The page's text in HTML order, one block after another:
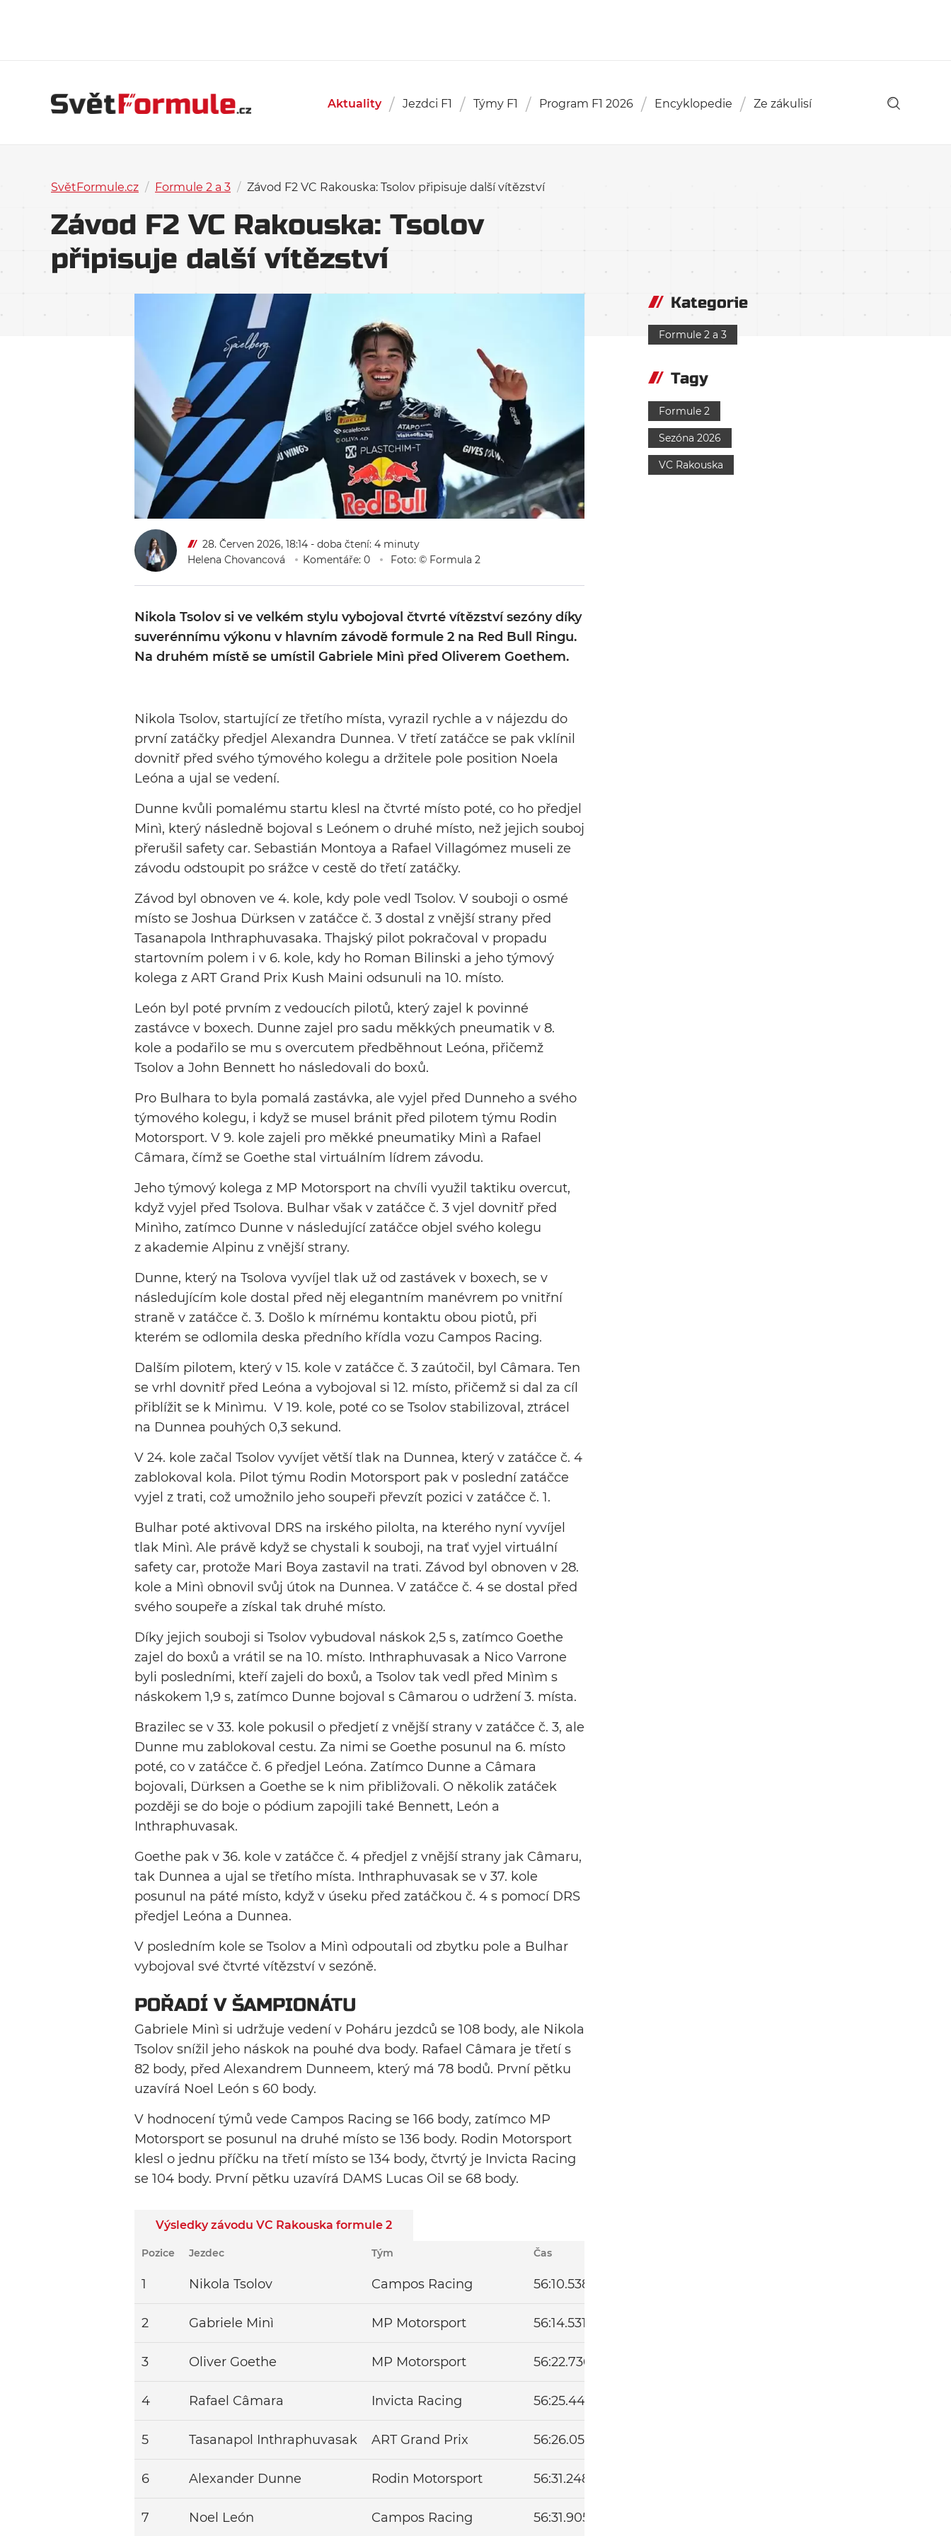
Aktuality Jezdci F1 Týmy F1 Program F1 2026 Encyklopedie Ze zákulisí
SvětFormule.cz / Formule 2 a 3 / Závod F2 VC Rakouska: Tsolov připisuje další vítězství
Závod F2 VC Rakouska: Tsolov
připisuje další vítězství
28. Červen 2026, 18:14 - doba čtení: 4 minuty
Helena Chovancová
Komentáře: 0 Foto: © Formula 2
Nikola Tsolov si ve velkém stylu vybojoval čtvrté vítězství sezóny díky
suverénnímu výkonu v hlavním závodě formule 2 na Red Bull Ringu.
Na druhém místě se umístil Gabriele Minì před Oliverem Goethem.
Nikola Tsolov, startující ze třetího místa, vyrazil rychle a v nájezdu do
první zatáčky předjel Alexandra Dunnea. V třetí zatáčce se pak vklínil
dovnitř před svého týmového kolegu a držitele pole position Noela
Leóna a ujal se vedení.
Dunne kvůli pomalému startu klesl na čtvrté místo poté, co ho předjel
Minì, který následně bojoval s Leónem o druhé místo, než jejich souboj
přerušil safety car. Sebastián Montoya a Rafael Villagómez museli ze
závodu odstoupit po srážce v cestě do třetí zatáčky.
Závod byl obnoven ve 4. kole, kdy pole vedl Tsolov. V souboji o osmé
místo se Joshua Dürksen v zatáčce č. 3 dostal z vnější strany před
Tasanapola Inthraphuvasaka. Thajský pilot pokračoval v propadu
startovním polem i v 6. kole, kdy ho Roman Bilinski a jeho týmový
kolega z ART Grand Prix Kush Maini odsunuli na 10. místo.
León byl poté prvním z vedoucích pilotů, který zajel k povinné
zastávce v boxech. Dunne zajel pro sadu měkkých pneumatik v 8.
kole a podařilo se mu s overcutem předběhnout Leóna, přičemž
Tsolov a John Bennett ho následovali do boxů.
Pro Bulhara to byla pomalá zastávka, ale vyjel před Dunneho a svého
týmového kolegu, i když se musel bránit před pilotem týmu Rodin
Motorsport. V 9. kole zajeli pro měkké pneumatiky Minì a Rafael
Câmara, čímž se Goethe stal virtuálním lídrem závodu.
Jeho týmový kolega z MP Motorsport na chvíli využil taktiku overcut,
když vyjel před Tsolova. Bulhar však v zatáčce č. 3 vjel dovnitř před
Minìho, zatímco Dunne v následující zatáčce objel svého kolegu
z akademie Alpinu z vnější strany.
Dunne, který na Tsolova vyvíjel tlak už od zastávek v boxech, se v
následujícím kole dostal před něj elegantním manévrem po vnitřní
straně v zatáčce č. 3. Došlo k mírnému kontaktu obou piotů, při
kterém se odlomila deska předního křídla vozu Campos Racing.
Dalším pilotem, který v 15. kole v zatáčce č. 3 zaútočil, byl Câmara. Ten
se vrhl dovnitř před Leóna a vybojoval si 12. místo, přičemž si dal za cíl
přiblížit se k Minìmu. V 19. kole, poté co se Tsolov stabilizoval, ztrácel
na Dunnea pouhých 0,3 sekund.
V 24. kole začal Tsolov vyvíjet větší tlak na Dunnea, který v zatáčce č. 4
zablokoval kola. Pilot týmu Rodin Motorsport pak v poslední zatáčce
vyjel z trati, což umožnilo jeho soupeři převzít pozici v zatáčce č. 1.
Bulhar poté aktivoval DRS na irského pilolta, na kterého nyní vyvíjel
tlak Minì. Ale právě když se chystali k souboji, na trať vyjel virtuální
safety car, protože Mari Boya zastavil na trati. Závod byl obnoven v 28.
kole a Minì obnovil svůj útok na Dunnea. V zatáčce č. 4 se dostal před
svého soupeře a získal tak druhé místo.
Díky jejich souboji si Tsolov vybudoval náskok 2,5 s, zatímco Goethe
zajel do boxů a vrátil se na 10. místo. Inthraphuvasak a Nico Varrone
byli posledními, kteří zajeli do boxů, a Tsolov tak vedl před Minìm s
náskokem 1,9 s, zatímco Dunne bojoval s Câmarou o udržení 3. místa.
Brazilec se v 33. kole pokusil o předjetí z vnější strany v zatáčce č. 3, ale
Dunne mu zablokoval cestu. Za nimi se Goethe posunul na 6. místo
poté, co v zatáčce č. 6 předjel Leóna. Zatímco Dunne a Câmara
bojovali, Dürksen a Goethe se k nim přibližovali. O několik zatáček
později se do boje o pódium zapojili také Bennett, León a
Inthraphuvasak.
Goethe pak v 36. kole v zatáčce č. 4 předjel z vnější strany jak Câmaru,
tak Dunnea a ujal se třetího místa. Inthraphuvasak se v 37. kole
posunul na páté místo, když v úseku před zatáčkou č. 4 s pomocí DRS
předjel Leóna a Dunnea.
V posledním kole se Tsolov a Minì odpoutali od zbytku pole a Bulhar
vybojoval své čtvrté vítězství v sezóně.
POŘADÍ V ŠAMPIONÁTU
Gabriele Minì si udržuje vedení v Poháru jezdců se 108 body, ale Nikola
Tsolov snížil jeho náskok na pouhé dva body. Rafael Câmara je třetí s
82 body, před Alexandrem Dunneem, který má 78 bodů. První pětku
uzavírá Noel León s 60 body.
V hodnocení týmů vede Campos Racing se 166 body, zatímco MP
Motorsport se posunul na druhé místo se 136 body. Rodin Motorsport
klesl o jednu příčku na třetí místo se 134 body, čtvrtý je Invicta Racing
se 104 body. První pětku uzavírá DAMS Lucas Oil se 68 body.
Výsledky závodu VC Rakouska formule 2
Pozice Jezdec Tým Čas
1 Nikola Tsolov Campos Racing 56:10.538
2 Gabriele Minì MP Motorsport 56:14.531
3 Oliver Goethe MP Motorsport 56:22.736
4 Rafael Câmara Invicta Racing 56:25.441
5 Tasanapol Inthraphuvasak ART Grand Prix 56:26.052
6 Alexander Dunne Rodin Motorsport 56:31.248
7 Noel León Campos Racing 56:31.905
Kategorie
Formule 2 a 3
Tagy
Formule 2
Sezóna 2026
VC Rakouska